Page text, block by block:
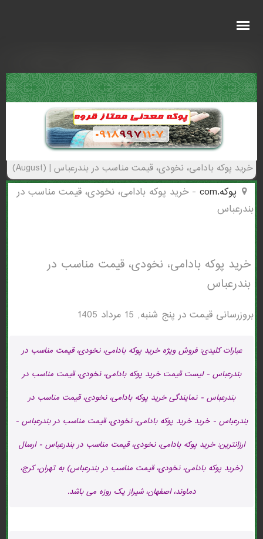
بندرعباس - (5945)(New - 2026)
خرید پوکه بادامی، نخودی، قیمت مناسب در بندرعباس | (August)
پوکه.com -خرید پوکه بادامی، نخودی، قیمت مناسب در
بندرعباس
خرید پوکه بادامی، نخودی، قیمت مناسب در
بندرعباس
بروزرسانی قیمت در پنج شنبه, 15 مرداد 1405
عبارات کلیدی: فروش ویژه خرید پوکه بادامی، نخودی، قیمت مناسب در
بندرعباس - لیست قیمت خرید پوکه بادامی، نخودی، قیمت مناسب در
بندرعباس - نمایندگی خرید پوکه بادامی، نخودی، قیمت مناسب در
بندرعباس - خرید خرید پوکه بادامی، نخودی، قیمت مناسب در بندرعباس -
ارزانترین: خرید پوکه بادامی، نخودی، قیمت مناسب در بندرعباس - ارسال
(خرید پوکه بادامی، نخودی، قیمت مناسب در بندرعباس) به تهران، کرج،
دماوند، اصفهان، شیراز یک روزه می باشد.